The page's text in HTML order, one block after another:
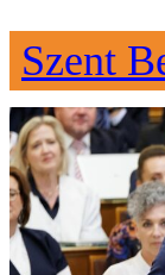
Szent